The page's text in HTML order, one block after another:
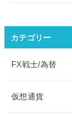
カテゴリー
FX戦士/為替
仮想通貨